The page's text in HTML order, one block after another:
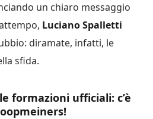
un chiaro messaggio
Luciano Spalletti
diramate, infatti, le
sfida.
formazioni ufficiali: c’è